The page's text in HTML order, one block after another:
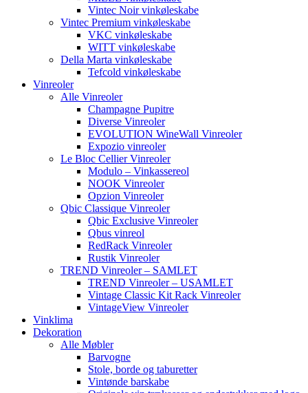
Vintec Noir vinkøleskabe
Vintec Premium vinkøleskabe
VKC vinkøleskabe
WITT vinkøleskabe
Della Marta vinkøleskabe
Tefcold vinkøleskabe
Vinreoler
Alle Vinreoler
Champagne Pupitre
Diverse Vinreoler
EVOLUTION WineWall Vinreoler
Expozio vinreoler
Le Bloc Cellier Vinreoler
Modulo – Vinkassereol
NOOK Vinreoler
Opzion Vinreoler
Qbic Classique Vinreoler
Qbic Exclusive Vinreoler
Qbus vinreol
RedRack Vinreoler
Rustik Vinreoler
TREND Vinreoler – SAMLET
TREND Vinreoler – USAMLET
Vintage Classic Kit Rack Vinreoler
VintageView Vinreoler
Vinklima
Dekoration
Alle Møbler
Barvogne
Stole, borde og taburetter
Vintønde barskabe